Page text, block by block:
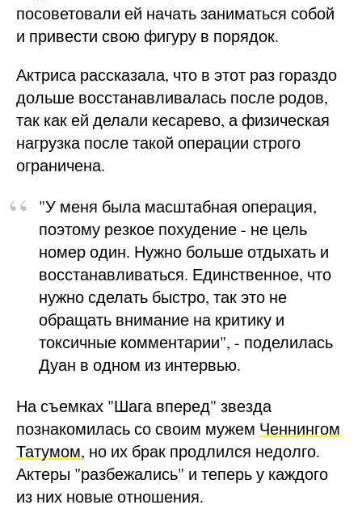
посоветовали ей начать заниматься собой
и привести свою фигуру в порядок.
Актриса рассказала, что в этот раз гораздо
дольше восстанавливалась после родов,
так как ей делали кесарево, а физическая
нагрузка после такой операции строго
ограничена.
"У меня была масштабная операция,
поэтому резкое похудение - не цель
номер один. Нужно больше отдыхать и
восстанавливаться. Единственное, что
нужно сделать быстро, так это не
обращать внимание на критику и
токсичные комментарии", - поделилась
Дуан в одном из интервью.
На съемках "Шага вперед" звезда
познакомилась со своим мужем Ченнингом
Татумом, но их брак продлился недолго.
Актеры "разбежались" и теперь у каждого
из них новые отношения.